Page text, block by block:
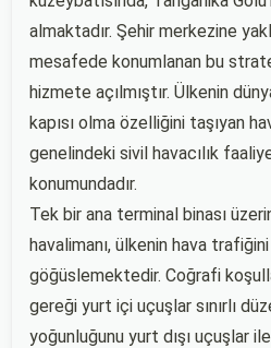
almaktadır. Şehir merkezine
mesafede konumlanan bu
hizmete açılmıştır. Ülkenin
kapısı olma özelliğini taşıyan
genelindeki sivil havacılık
konumundadır.
Tek bir ana terminal binası
havalimanı, ülkenin hava
göğüslemektedir. Coğrafi
gereği yurt içi uçuşlar sınırlı
yoğunluğunu yurt dışı uçuşlar